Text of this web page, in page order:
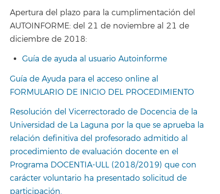
Apertura del plazo para la cumplimentación del
AUTOINFORME: del 21 de noviembre al 21 de
diciembre de 2018:
Guía de ayuda al usuario Autoinforme
Guía de Ayuda para el acceso online al
FORMULARIO DE INICIO DEL PROCEDIMIENTO
Resolución del Vicerrectorado de Docencia de la
Universidad de La Laguna por la que se aprueba la
relación definitiva del profesorado admitido al
procedimiento de evaluación docente en el
Programa DOCENTIA-ULL (2018/2019) que con
carácter voluntario ha presentado solicitud de
participación.